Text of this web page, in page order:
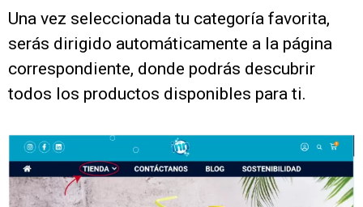
Una vez seleccionada tu categoría favorita,
serás dirigido automáticamente a la página
correspondiente, donde podrás descubrir
todos los productos disponibles para ti.